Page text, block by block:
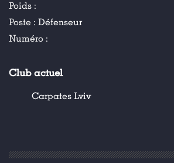
Poids :
Poste : Défenseur
Numéro :
Club actuel
Carpates Lviv